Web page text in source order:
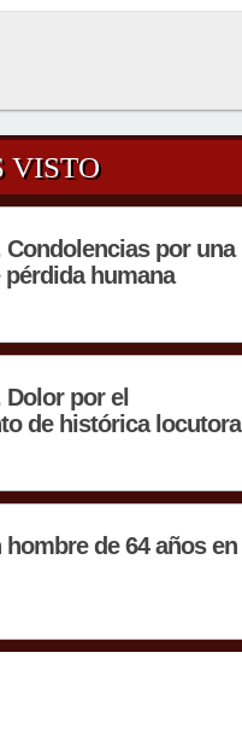
VISTO
Condolencias por una
humana
por el
de histórica locutora
de 64 años en